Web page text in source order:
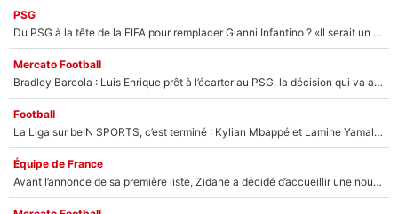
PSG
Du PSG à la tête de la FIFA pour remplacer Gianni Infantino ? «Il serait un mauvais président», le patron de la Liga s'attaque à Nasser Al-Khelaïfi !
Mercato Football
Bradley Barcola : Luis Enrique prêt à l’écarter au PSG, la décision qui va accélérer son transfert à Liverpool ?
Football
La Liga sur beIN SPORTS, c’est terminé : Kylian Mbappé et Lamine Yamal changent de chaîne, «le moment était venu d'ouvrir un nouveau chapitre»
Équipe de France
Avant l’annonce de sa première liste, Zidane a décidé d’accueillir une nouvelle tête en équipe de France